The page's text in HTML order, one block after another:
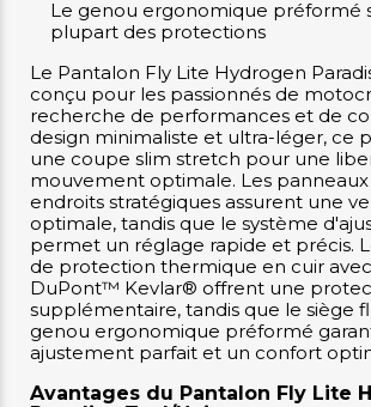
Le genou ergonomique préformé
plupart des protections
Le Pantalon Fly Lite Hydrogen
conçu pour les passionnés de
recherche de performances et de
design minimaliste et ultra-léger, ce
une coupe slim stretch pour une
mouvement optimale. Les
endroits stratégiques assurent une
optimale, tandis que le système
permet un réglage rapide et précis.
de protection thermique en cuir
DuPont™ Kevlar® offrent une
supplémentaire, tandis que le siège
genou ergonomique préformé
ajustement parfait et un confort
Avantages du Pantalon Fly Lite